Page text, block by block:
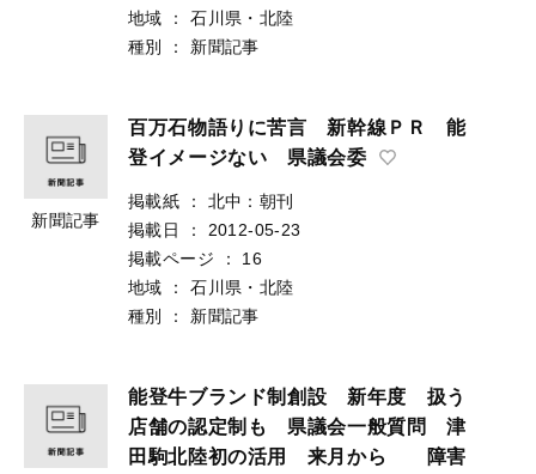
地域
：
石川県・北陸
種別
： 新聞記事
新聞記事
百万石物語りに苦言 新幹線ＰＲ 能
登イメージない 県議会委
掲載紙 ：
北中：朝刊
掲載日
：
2012-05-23
掲載ページ
：
16
地域
：
石川県・北陸
種別
： 新聞記事
能登牛ブランド制創設 新年度 扱う
店舗の認定制も 県議会一般質問 津
田駒北陸初の活用 来月から 障害